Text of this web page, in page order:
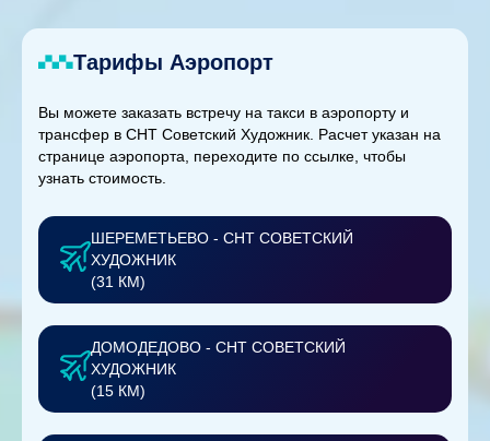
Тарифы Аэропорт
Вы можете заказать встречу на такси в аэропорту и
трансфер в СНТ Советский Художник. Расчет указан на
странице аэропорта, переходите по ссылке, чтобы
узнать стоимость.
ШЕРЕМЕТЬЕВО - СНТ СОВЕТСКИЙ
ХУДОЖНИК
(31 КМ)
ДОМОДЕДОВО - СНТ СОВЕТСКИЙ
ХУДОЖНИК
(15 КМ)